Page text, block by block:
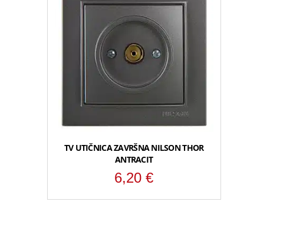
TV UTIČNICA ZAVRŠNA NILSON THOR
ANTRACIT
6,20€